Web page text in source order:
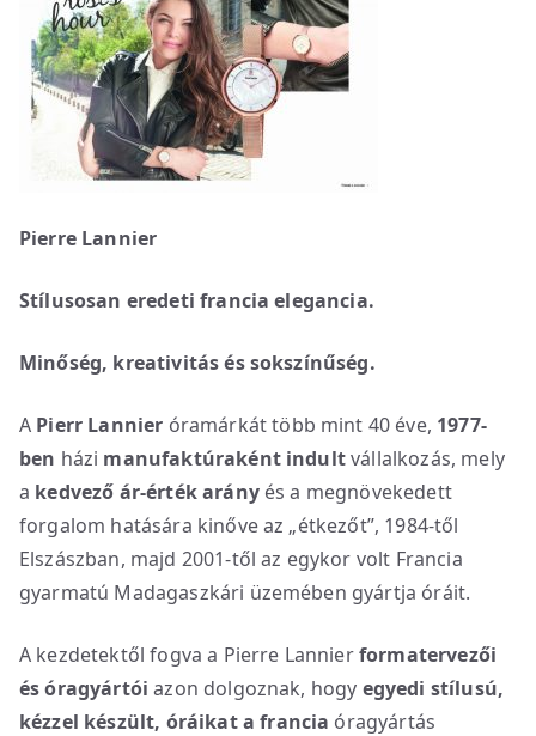
Pierre Lannier
Stílusosan eredeti francia elegancia.
Minőség, kreativitás és sokszínűség.
A Pierr Lannier óramárkát több mint 40 éve, 1977-
ben házi manufaktúraként indultvállalkozás, mely
a kedvező ár-érték arányés a megnövekedett
forgalom hatására kinőve az „étkezőt”, 1984-től
Elszászban, majd 2001-től az egykor volt Francia
gyarmatú Madagaszkári üzemében gyártja óráit.
A kezdetektől fogva a Pierre Lannierformatervezői
és óragyártói azon dolgoznak, hogy egyedi stílusú,
kézzel készült, óráikata francia óragyártás